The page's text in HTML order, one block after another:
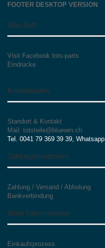
FOOTER DESKTOP VERSION
Was läuft
Visit Facebook tots-parts
Eindrücke
Kontaktdaten
Standort & Kontakt
Mail: totsteile@bluewin.ch
Tel. 0041 79 369 39 39, Whatsapp
Zahlungsmethoden
Zahlung / Versand / Abholung
Bankverbindung
Mehr Informationen
Einkaufsprozess